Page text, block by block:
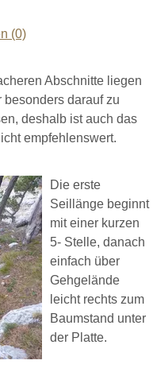
(0)
Abschnitte liegen
darauf zu
deshalb ist auch das
empfehlenswert.
Die erste
Seillänge beginnt
mit einer kurzen
5- Stelle, danach
einfach über
Gehgelände
leicht rechts zum
Baumstand unter
der Platte.